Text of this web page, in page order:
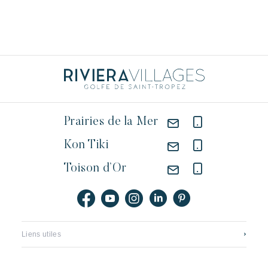
Prairies de la Mer
Kon Tiki
Toison d’Or
Liens utiles